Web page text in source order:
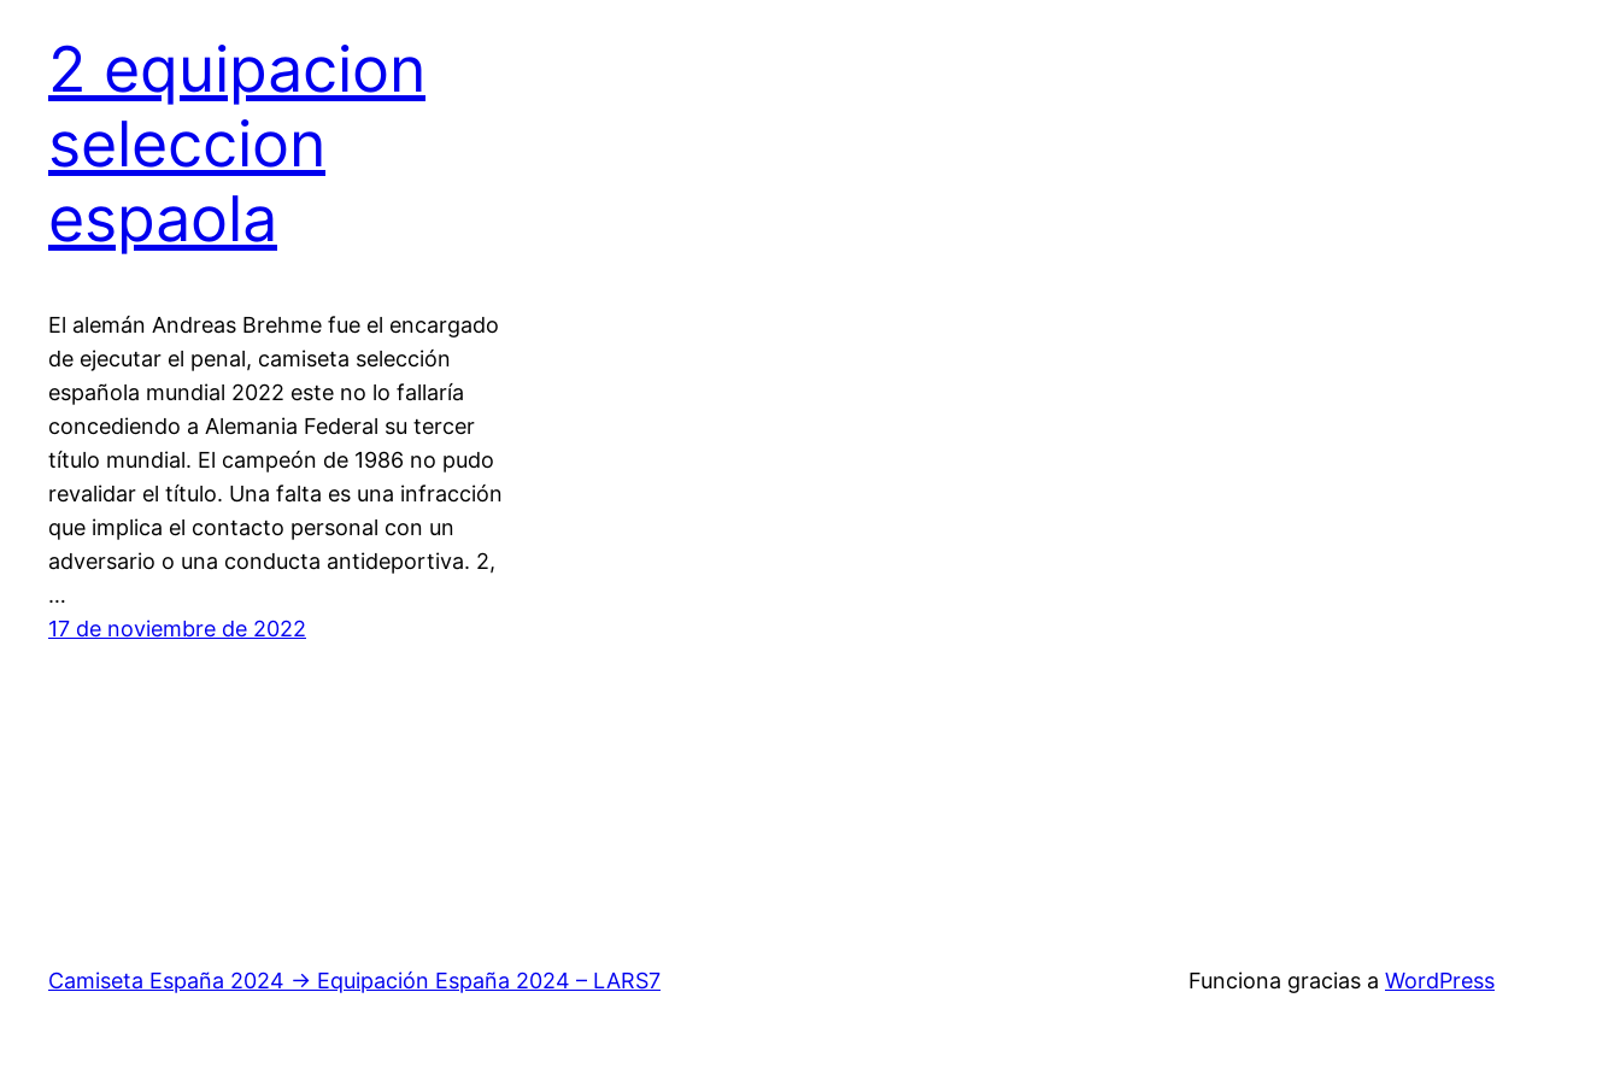
2 equipacion
seleccion
espaola
El alemán Andreas Brehme fue el encargado
de ejecutar el penal, camiseta selección
española mundial 2022 este no lo fallaría
concediendo a Alemania Federal su tercer
título mundial. El campeón de 1986 no pudo
revalidar el título. Una falta es una infracción
que implica el contacto personal con un
adversario o una conducta antideportiva. 2,
…
17 de noviembre de 2022
Camiseta España 2024 → Equipación España 2024 – LARS7 Funciona gracias a WordPress